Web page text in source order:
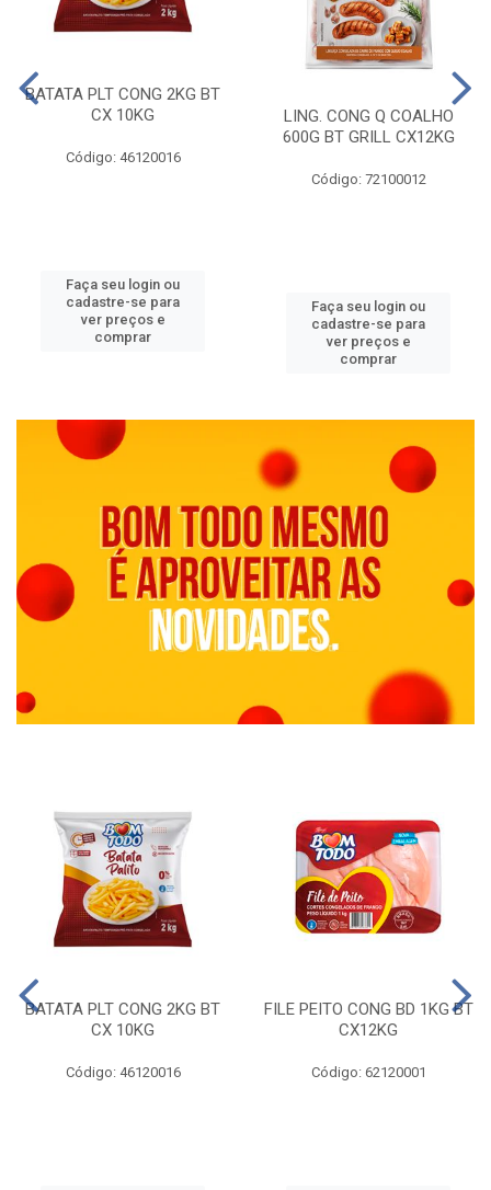
BATATA PLT CONG 2KG BT
CX 10KG
Código: 46120016
Faça seu login ou
cadastre-se para
ver preços e
comprar
LING. CONG Q COALHO
600G BT GRILL CX12KG
Código: 72100012
Faça seu login ou
cadastre-se para
ver preços e
comprar
BATATA PLT CONG 2KG BT
CX 10KG
Código: 46120016
FILE PEITO CONG BD 1KG BT
CX12KG
Código: 62120001